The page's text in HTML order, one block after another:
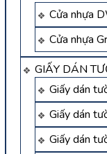
Cửa nhựa
Cửa nhựa
GIẤY DÁN
Giấy dán
Giấy dán
Giấy dán